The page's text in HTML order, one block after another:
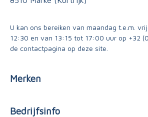
U kan ons bereiken van maandag t.e.m.
12:30 en van 13:15 tot 17:00 uur op +32
de contactpagina op deze site.
Merken
Bedrijfsinfo